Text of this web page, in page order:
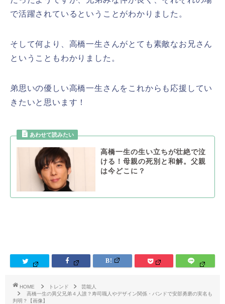
で活躍されているということがわかりました。
そして何より、高橋一生さんがとても素敵なお兄さん
ということもわかりました。
弟思いの優しい高橋一生さんをこれからも応援してい
きたいと思います！
高橋一生の生い立ちが壮絶で泣
ける！母親の死別と和解。父親
は今どこに？
HOME トレンド
芸能人
高橋一生の異父兄弟４人誰？寿司職人やデザイン関係・バンドで安部勇磨の実名も
判明？【画像】